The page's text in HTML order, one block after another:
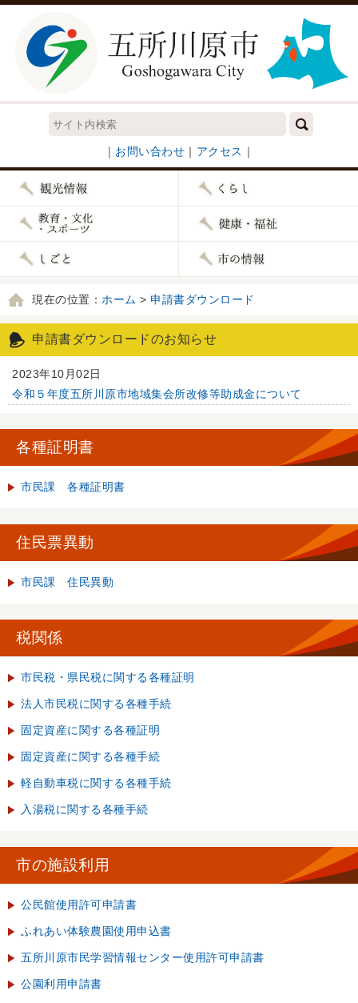
｜ お問い合わせ ｜ アクセス ｜
現在の位置： ホーム > 申請書ダウンロード
申請書ダウンロードのお知らせ
2023年10月02日
令和５年度五所川原市地域集会所改修等助成金について
各種証明書
市民課 各種証明書
住民票異動
市民課 住民異動
税関係
市民税・県民税に関する各種証明
法人市民税に関する各種手続
固定資産に関する各種証明
固定資産に関する各種手続
軽自動車税に関する各種手続
入湯税に関する各種手続
市の施設利用
公民館使用許可申請書
ふれあい体験農園使用申込書
五所川原市民学習情報センター使用許可申請書
公園利用申請書